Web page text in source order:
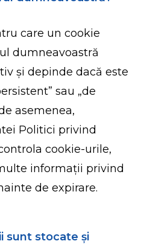
care un cookie
dumneavoastră
și depinde dacă este
sau „de
asemenea,
Politici privind
cookie-urile,
informații privind
de expirare.
sunt stocate și